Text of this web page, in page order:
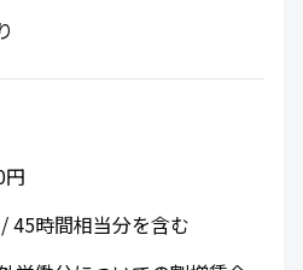
45時間相当分を含む